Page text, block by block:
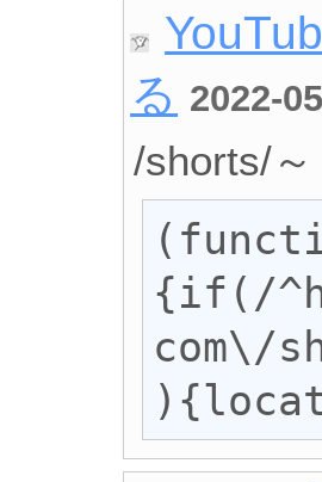
る 2022-
/shorts/
{if(/
com\/